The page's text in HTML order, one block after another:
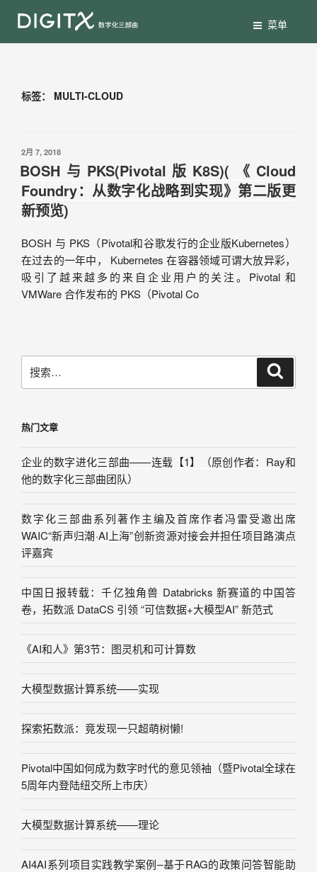
菜单
标签： MULTI-CLOUD
2月 7, 2018
BOSH与PKS(Pivotal版K8S)(《Cloud
Foundry：从数字化战略到实现》第二版更
新预览)
BOSH 与 PKS（Pivotal和谷歌发行的企业版Kubernetes）
在过去的一年中， Kubernetes 在容器领域可谓大放异彩，
吸引了越来越多的来自企业用户的关注。Pivotal 和
VMWare 合作发布的 PKS（Pivotal Co
热门文章
企业的数字进化三部曲——连载【1】（原创作者：Ray和
他的数字化三部曲团队）
数字化三部曲系列著作主编及首席作者冯雷受邀出席
WAIC“新声归潮·AI上海”创新资源对接会并担任项目路演点
评嘉宾
中国日报转载：千亿独角兽 Databricks 新赛道的中国答
卷，拓数派 DataCS 引领 “可信数据+大模型AI” 新范式
《AI和人》第3节：图灵机和可计算数
大模型数据计算系统——实现
探索拓数派：竟发现一只超萌树懒!
Pivotal中国如何成为数字时代的意见领袖（暨Pivotal全球在
5周年内登陆纽交所上市庆）
大模型数据计算系统——理论
AI4AI系列项目实践教学案例–基于RAG的政策问答智能助